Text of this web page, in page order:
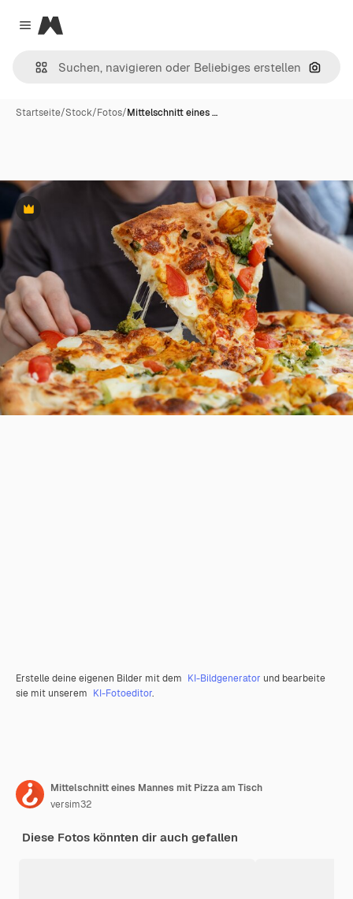
Close menu
Magnific
Nach
Startseite/Stock/Fotos/Mittelschnitt eines …
Premium
Erstelle deine eigenen Bilder mit dem KI-Bildgenerator und bearbeite
sie mit unserem KI-Fotoeditor.
Mittelschnitt eines Mannes mit Pizza am Tisch
versim32
Diese Fotos könnten dir auch gefallen